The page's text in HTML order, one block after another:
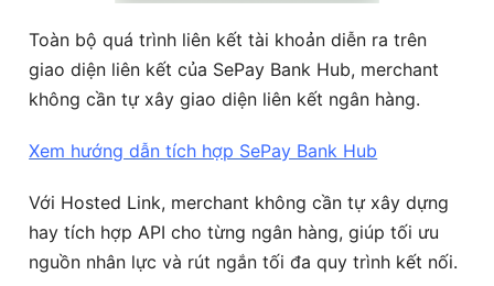
Toàn bộ quá trình liên kết tài khoản diễn ra trên
giao diện liên kết của SePay Bank Hub, merchant
không cần tự xây giao diện liên kết ngân hàng.
Xem hướng dẫn tích hợp SePay Bank Hub
Với Hosted Link, merchant không cần tự xây dựng
hay tích hợp API cho từng ngân hàng, giúp tối ưu
nguồn nhân lực và rút ngắn tối đa quy trình kết nối.